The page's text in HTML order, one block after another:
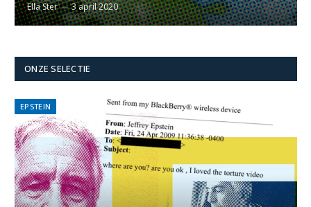
Ella Ster 3 april 2020
ONZE SELECTIE
EPSTEIN